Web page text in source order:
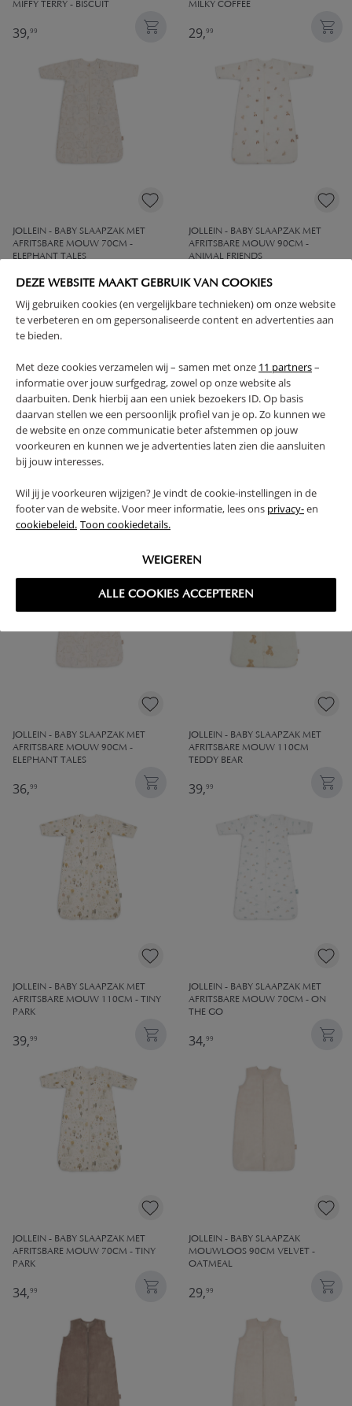
DEZE WEBSITE MAAKT GEBRUIK VAN COOKIES
Wij gebruiken cookies (en vergelijkbare technieken) om onze website
te verbeteren en om gepersonaliseerde content en advertenties aan
te bieden.
Met deze cookies verzamelen wij – samen met onze 11 partners–
informatie over jouw surfgedrag, zowel op onze website als
daarbuiten. Denk hierbij aan een uniek bezoekers ID. Op basis
daarvan stellen we een persoonlijk profiel van je op. Zo kunnen we
de website en onze communicatie beter afstemmen op jouw
voorkeuren en kunnen we je advertenties laten zien die aansluiten
bij jouw interesses.
Wil jij je voorkeuren wijzigen? Je vindt de cookie-instellingen in de
footer van de website. Voor meer informatie, lees ons privacy-en
cookiebeleid. Toon cookiedetails.
WEIGEREN
ALLE COOKIES ACCEPTEREN
MIFFY TERRY - BISCUIT
39,99
MILKY COFFEE
29,99
JOLLEIN - BABY SLAAPZAK MET
AFRITSBARE MOUW 70CM -
ELEPHANT TALES
34,99
JOLLEIN - BABY SLAAPZAK MET
AFRITSBARE MOUW 90CM -
ANIMAL FRIENDS
36,99
AFRITSBARE MOUW 90CM - MIFFY
AND FRIENDS
AFRITSBARE MOUW 90CM - LEAFY
DREAMS
JOLLEIN - BABY SLAAPZAK MET
AFRITSBARE MOUW 90CM -
ELEPHANT TALES
36,99
JOLLEIN - BABY SLAAPZAK MET
AFRITSBARE MOUW 110CM
TEDDY BEAR
39,99
JOLLEIN - BABY SLAAPZAK MET
AFRITSBARE MOUW 110CM - TINY
PARK
39,99
JOLLEIN - BABY SLAAPZAK MET
AFRITSBARE MOUW 70CM - ON
THE GO
34,99
JOLLEIN - BABY SLAAPZAK MET
AFRITSBARE MOUW 70CM - TINY
PARK
34,99
JOLLEIN - BABY SLAAPZAK
MOUWLOOS 90CM VELVET -
OATMEAL
29,99